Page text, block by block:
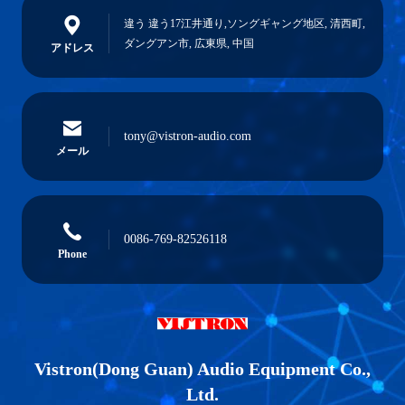
アドレス
違う 違う17江井通り,ソングギャング地区, 清西町,
ダングアン市, 広東県, 中国
メール
tony@vistron-audio.com
Phone
0086-769-82526118
Vistron(Dong Guan) Audio Equipment Co.,
Ltd.